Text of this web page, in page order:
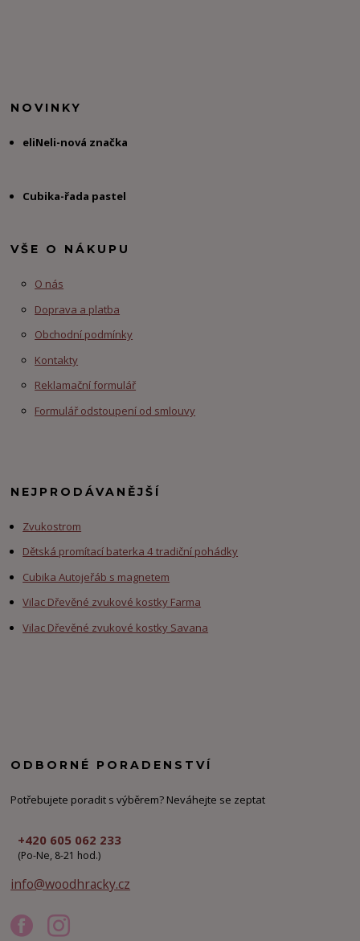
NOVINKY
eliNeli-nová značka
Cubika-řada pastel
VŠE O NÁKUPU
O nás
Doprava a platba
Obchodní podmínky
Kontakty
Reklamační formulář
Formulář odstoupení od smlouvy
NEJPRODÁVANĚJŠÍ
Zvukostrom
Dětská promítací baterka 4 tradiční pohádky
Cubika Autojeřáb s magnetem
Vilac Dřevěné zvukové kostky Farma
Vilac Dřevěné zvukové kostky Savana
ODBORNÉ PORADENSTVÍ
Potřebujete poradit s výběrem? Neváhejte se zeptat
+420 605 062 233
(Po-Ne, 8-21 hod.)
info@woodhracky.cz